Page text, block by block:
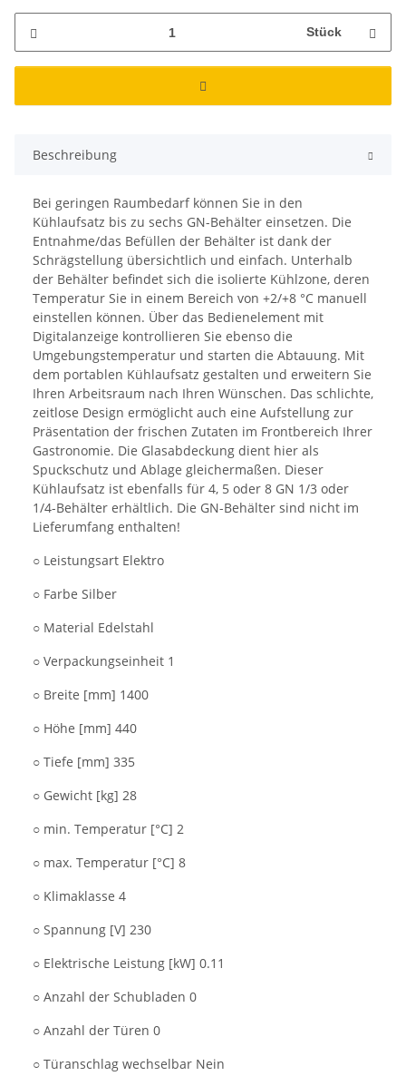
Stück
Beschreibung
Bei geringen Raumbedarf können Sie in den
Kühlaufsatz bis zu sechs GN-Behälter einsetzen. Die
Entnahme/das Befüllen der Behälter ist dank der
Schrägstellung übersichtlich und einfach. Unterhalb
der Behälter befindet sich die isolierte Kühlzone, deren
Temperatur Sie in einem Bereich von +2/+8 °C manuell
einstellen können. Über das Bedienelement mit
Digitalanzeige kontrollieren Sie ebenso die
Umgebungstemperatur und starten die Abtauung. Mit
dem portablen Kühlaufsatz gestalten und erweitern Sie
Ihren Arbeitsraum nach Ihren Wünschen. Das schlichte,
zeitlose Design ermöglicht auch eine Aufstellung zur
Präsentation der frischen Zutaten im Frontbereich Ihrer
Gastronomie. Die Glasabdeckung dient hier als
Spuckschutz und Ablage gleichermaßen. Dieser
Kühlaufsatz ist ebenfalls für 4, 5 oder 8 GN 1/3 oder
1/4-Behälter erhältlich. Die GN-Behälter sind nicht im
Lieferumfang enthalten!
○ Leistungsart Elektro
○ Farbe Silber
○ Material Edelstahl
○ Verpackungseinheit 1
○ Breite [mm] 1400
○ Höhe [mm] 440
○ Tiefe [mm] 335
○ Gewicht [kg] 28
○ min. Temperatur [°C] 2
○ max. Temperatur [°C] 8
○ Klimaklasse 4
○ Spannung [V] 230
○ Elektrische Leistung [kW] 0.11
○ Anzahl der Schubladen 0
○ Anzahl der Türen 0
○ Türanschlag wechselbar Nein